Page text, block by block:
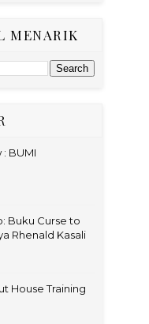
MENARIK
BUMI
Buku Curse to
Rhenald Kasali
House Training